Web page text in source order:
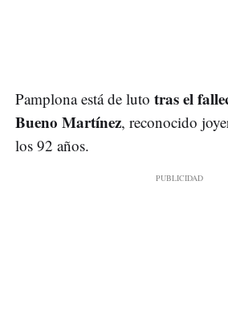
Pamplona está de luto tras el
Bueno Martínez, reconocido
los 92 años.